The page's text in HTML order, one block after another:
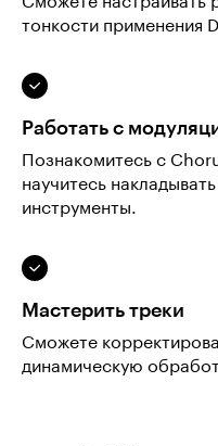
тонкости применения
Работать с
Познакомитесь с
научитесь
инструменты.
Мастерить треки
Сможете
динамическую